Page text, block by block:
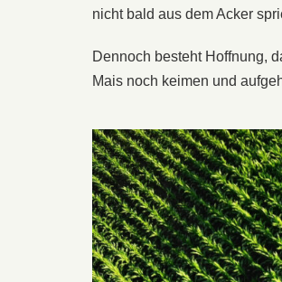
nicht bald aus dem Acker
Dennoch besteht Hoffnung,
Mais noch keimen und